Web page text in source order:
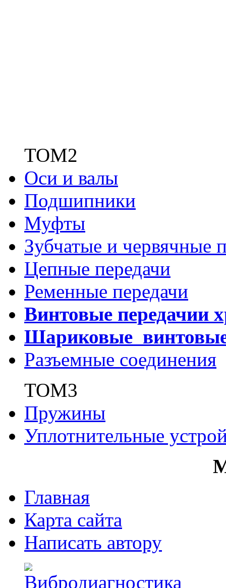
ТОМ2
Оси и валы
Подшипники
Муфты
Зубчатые и червячные
Цепные передачи
Ременные передачи
Винтовые передачии
Шариковые
Разъемные соединения
ТОМ3
Пружины
Уплотнительные
Главная
Карта сайта
Написать автору